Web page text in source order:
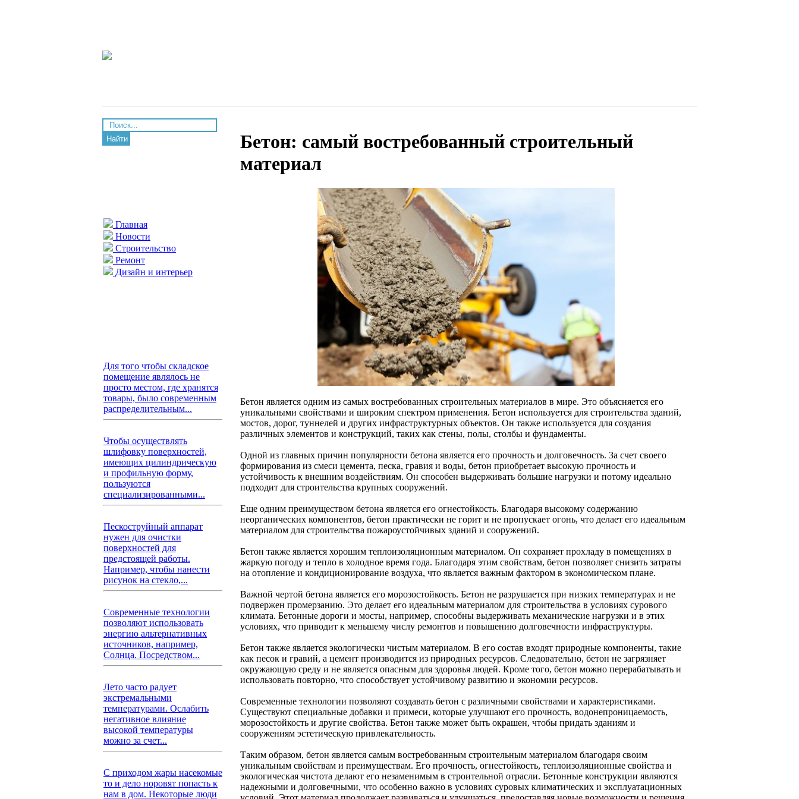
Найти
Главная
Новости
Строительство
Ремонт
Дизайн и интерьер
Для того чтобы складское
помещение являлось не
просто местом, где хранятся
товары, было современным
распределительным...
Чтобы осуществлять
шлифовку поверхностей,
имеющих цилиндрическую
и профильную форму,
пользуются
специализированными...
Пескоструйный аппарат
нужен для очистки
поверхностей для
предстоящей работы.
Например, чтобы нанести
рисунок на стекло,...
Современные технологии
позволяют использовать
энергию альтернативных
источников, например,
Солнца. Посредством...
Лето часто радует
экстремальными
температурами. Ослабить
негативное влияние
высокой температуры
можно за счет...
С приходом жары насекомые
то и дело норовят попасть к
нам в дом. Некоторые люди
Бетон: самый востребованный строительный
материал
Бетон является одним из самых востребованных строительных материалов в мире. Это объясняется его
уникальными свойствами и широким спектром применения. Бетон используется для строительства зданий,
мостов, дорог, туннелей и других инфраструктурных объектов. Он также используется для создания
различных элементов и конструкций, таких как стены, полы, столбы и фундаменты.
Одной из главных причин популярности бетона является его прочность и долговечность. За счет своего
формирования из смеси цемента, песка, гравия и воды, бетон приобретает высокую прочность и
устойчивость к внешним воздействиям. Он способен выдерживать большие нагрузки и потому идеально
подходит для строительства крупных сооружений.
Еще одним преимуществом бетона является его огнестойкость. Благодаря высокому содержанию
неорганических компонентов, бетон практически не горит и не пропускает огонь, что делает его идеальным
материалом для строительства пожароустойчивых зданий и сооружений.
Бетон также является хорошим теплоизоляционным материалом. Он сохраняет прохладу в помещениях в
жаркую погоду и тепло в холодное время года. Благодаря этим свойствам, бетон позволяет снизить затраты
на отопление и кондиционирование воздуха, что является важным фактором в экономическом плане.
Важной чертой бетона является его морозостойкость. Бетон не разрушается при низких температурах и не
подвержен промерзанию. Это делает его идеальным материалом для строительства в условиях сурового
климата. Бетонные дороги и мосты, например, способны выдерживать механические нагрузки и в этих
условиях, что приводит к меньшему числу ремонтов и повышению долговечности инфраструктуры.
Бетон также является экологически чистым материалом. В его состав входят природные компоненты, такие
как песок и гравий, а цемент производится из природных ресурсов. Следовательно, бетон не загрязняет
окружающую среду и не является опасным для здоровья людей. Кроме того, бетон можно перерабатывать и
использовать повторно, что способствует устойчивому развитию и экономии ресурсов.
Современные технологии позволяют создавать бетон с различными свойствами и характеристиками.
Существуют специальные добавки и примеси, которые улучшают его прочность, водонепроницаемость,
морозостойкость и другие свойства. Бетон также может быть окрашен, чтобы придать зданиям и
сооружениям эстетическую привлекательность.
Таким образом, бетон является самым востребованным строительным материалом благодаря своим
уникальным свойствам и преимуществам. Его прочность, огнестойкость, теплоизоляционные свойства и
экологическая чистота делают его незаменимым в строительной отрасли. Бетонные конструкции являются
надежными и долговечными, что особенно важно в условиях суровых климатических и эксплуатационных